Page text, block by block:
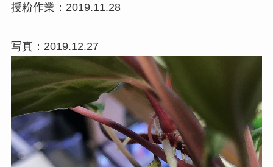
授粉作業：2019.11.28
写真：2019.12.27